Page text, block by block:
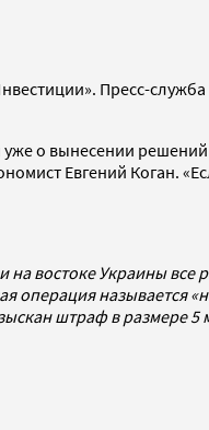
Пресс-
о вынесении
Евгений Коган.
востоке Украины
называется
штраф в размере